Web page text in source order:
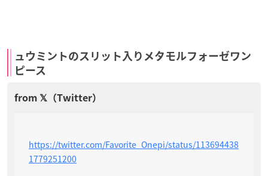
ュウミントのスリット入りメタモルフォーゼワン
ピース
https://twitter.com/Favorite_Onepi/status/113694438
1779251200